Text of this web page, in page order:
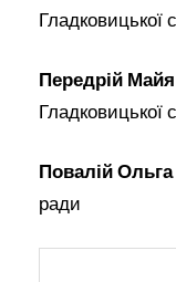
Гладковицької
Передрій
Гладковицької
Повалій
ради